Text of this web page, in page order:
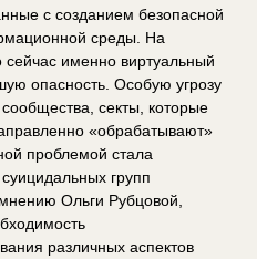
с созданием безопасной
среды. На
именно виртуальный
опасность. Особую угрозу
секты, которые
«обрабатывают»
проблемой стала
групп
Ольги Рубцовой,
различных аспектов